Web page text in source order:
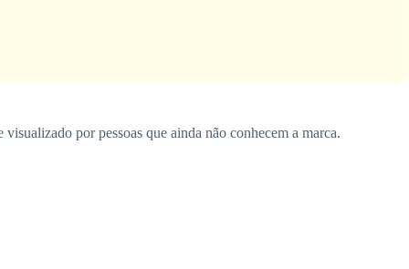
por pessoas que ainda não conhecem a marca.